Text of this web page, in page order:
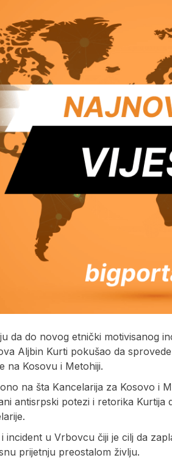
da do novog etnički motivisanog
Aljbin Kurti pokušao da
na Kosovu i Metohiji.
na šta Kancelarija za Kosovo i
antisrpski potezi i retorika
incident u Vrbovcu čiji je cilj da
prijetnju preostalom življu.